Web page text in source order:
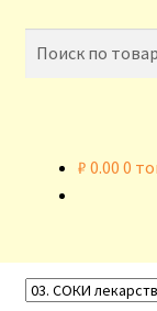
Контакты
₽ 0.00 0